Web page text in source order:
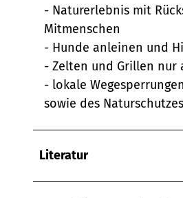
- Naturerlebnis mit
Mitmenschen
- Hunde anleinen und
- Zelten und Grillen nur
- lokale
sowie des
Literatur